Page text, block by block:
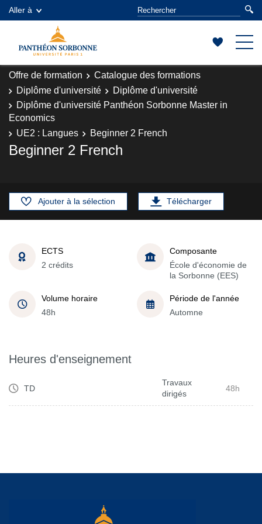
Aller à
Offre de formation
Catalogue des formations
Diplôme d'université
Diplôme d'université
Diplôme d'université Panthéon Sorbonne Master in
Economics
UE2 : Langues
Beginner 2 French
Beginner 2 French
Ajouter à la sélection Télécharger
ECTS
2 crédits
Composante
École d'économie de
la Sorbonne (EES)
Volume horaire
48h
Période de l'année
Automne
Heures d'enseignement
TD
Travaux
dirigés
48h